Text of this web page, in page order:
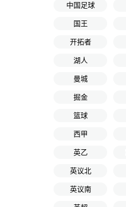
中国足球
国王
开拓者
湖人
曼城
掘金
篮球
西甲
英乙
英议北
英议南